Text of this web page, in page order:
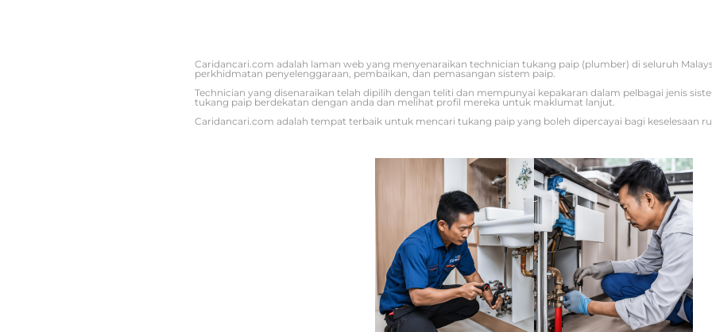
Caridancari.com adalah laman web yang menyenaraikan technician tukang paip (plumber) di seluruh
perkhidmatan penyelenggaraan, pembaikan, dan pemasangan sistem paip.
Technician yang disenaraikan telah dipilih dengan teliti dan mempunyai kepakaran dalam pelbagai jenis
tukang paip berdekatan dengan anda dan melihat profil mereka untuk maklumat lanjut.
Caridancari.com adalah tempat terbaik untuk mencari tukang paip yang boleh dipercayai bagi keselesaan